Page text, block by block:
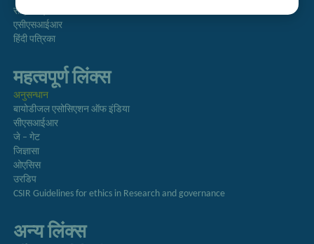
सीएसआईआर
एसीएसआईआर
हिंदी पत्रिका
महत्वपूर्ण लिंक्स
अनुसन्धान
बायोडीजल एसोसिएशन ऑफ इंडिया
सीएसआईआर
जे – गेट
जिज्ञासा
ओएसिस
उरडिप
CSIR Guidelines for ethics in Research and governance
अन्य लिंक्स